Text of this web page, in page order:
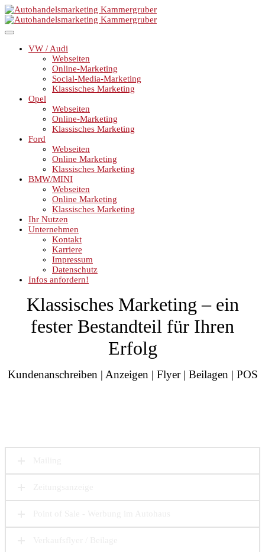
VW / Audi
Webseiten
Online-Marketing
Social-Media-Marketing
Klassisches Marketing
Opel
Webseiten
Online-Marketing
Klassisches Marketing
Ford
Webseiten
Online Marketing
Klassisches Marketing
BMW/MINI
Webseiten
Online Marketing
Klassisches Marketing
Ihr Nutzen
Unternehmen
Kontakt
Karriere
Impressum
Datenschutz
Infos anfordern!
Klassisches Marketing – ein
fester Bestandteil für Ihren
Erfolg
Kundenanschreiben | Anzeigen | Flyer | Beilagen | POS